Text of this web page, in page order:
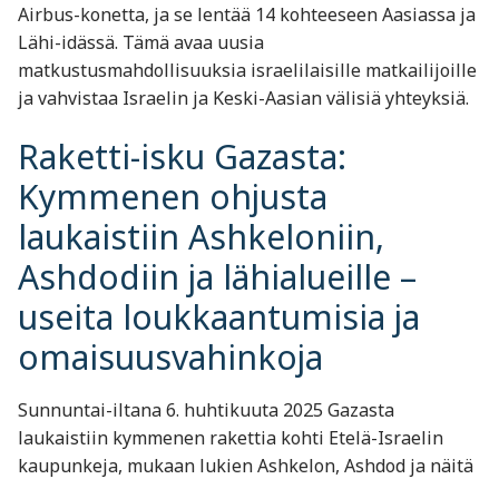
Airbus-konetta, ja se lentää 14 kohteeseen Aasiassa ja
Lähi-idässä. Tämä avaa uusia
matkustusmahdollisuuksia israelilaisille matkailijoille
ja vahvistaa Israelin ja Keski-Aasian välisiä yhteyksiä. ​
Raketti-isku Gazasta:
Kymmenen ohjusta
laukaistiin Ashkeloniin,
Ashdodiin ja lähialueille –
useita loukkaantumisia ja
omaisuusvahinkoja
Sunnuntai-iltana 6. huhtikuuta 2025 Gazasta
laukaistiin kymmenen rakettia kohti Etelä-Israelin
kaupunkeja, mukaan lukien Ashkelon, Ashdod ja näitä